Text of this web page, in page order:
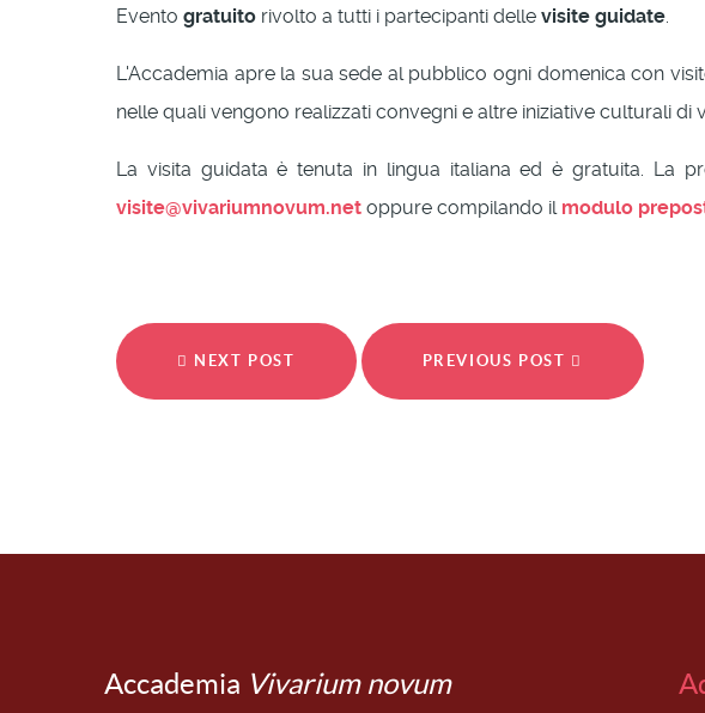
Evento gratuito rivolto a tutti i partecipanti delle visite guidate.
L'Accademia apre la sua sede al pubblico ogni domenica con
nelle quali vengono realizzati convegni e altre iniziative culturali di
La visita guidata è tenuta in lingua italiana ed è gratuita. La
visite@vivariumnovum.net oppure compilando il modulo
NEXT POST PREVIOUS POST
Accademia Vivarium novum